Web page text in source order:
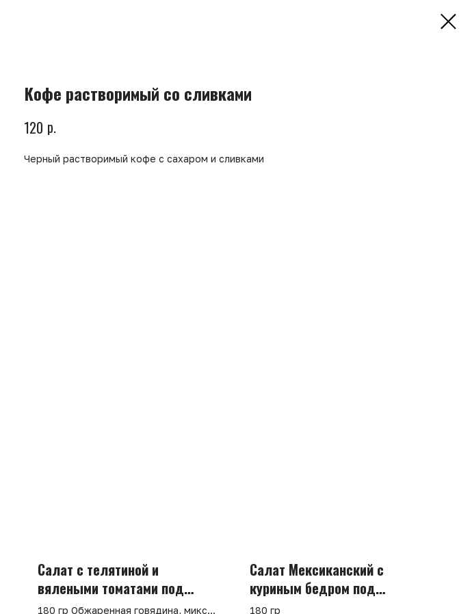
Кофе растворимый со сливками
120 р.
Черный растворимый кофе с сахаром и сливками
Салат с телятиной и
вялеными томатами под
соусом айоли
180 гр Обжаренная говядина, микс
Салат Мексиканский с
куриным бедром под
кунжутным соусом
180 гр